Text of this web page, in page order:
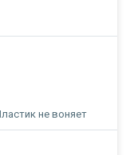
не воняет